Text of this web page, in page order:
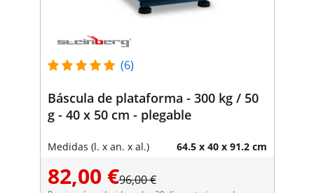
(6)
Báscula de plataforma - 300 kg / 50
g - 40 x 50 cm - plegable
Medidas (l. x an. x al.) 64.5 x 40 x 91.2 cm
82,00 €96,00 €